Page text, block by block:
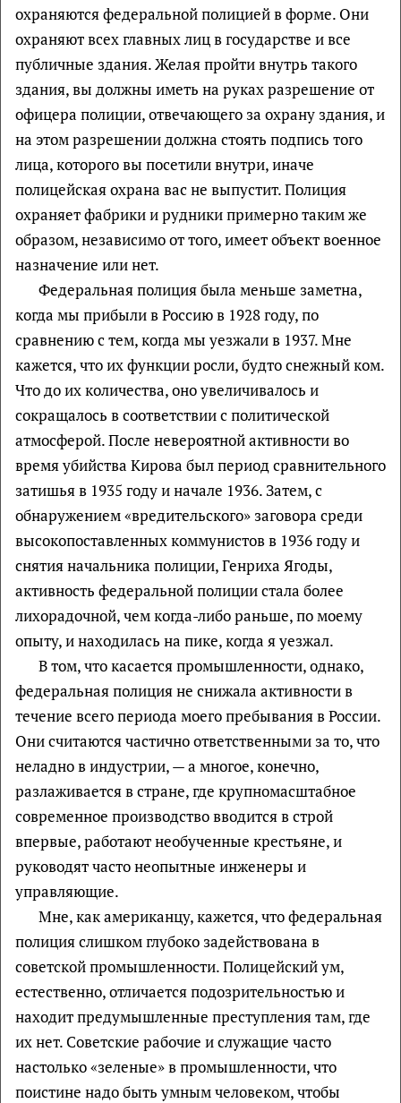
охраняются федеральной полицией в форме. Они
охраняют всех главных лиц в государстве и все
публичные здания. Желая пройти внутрь такого
здания, вы должны иметь на руках разрешение от
офицера полиции, отвечающего за охрану здания, и
на этом разрешении должна стоять подпись того
лица, которого вы посетили внутри, иначе
полицейская охрана вас не выпустит. Полиция
охраняет фабрики и рудники примерно таким же
образом, независимо от того, имеет объект военное
назначение или нет.
Федеральная полиция была меньше заметна,
когда мы прибыли в Россию в 1928 году, по
сравнению с тем, когда мы уезжали в 1937. Мне
кажется, что их функции росли, будто снежный ком.
Что до их количества, оно увеличивалось и
сокращалось в соответствии с политической
атмосферой. После невероятной активности во
время убийства Кирова был период сравнительного
затишья в 1935 году и начале 1936. Затем, с
обнаружением «вредительского» заговора среди
высокопоставленных коммунистов в 1936 году и
снятия начальника полиции, Генриха Ягоды,
активность федеральной полиции стала более
лихорадочной, чем когда-либо раньше, по моему
опыту, и находилась на пике, когда я уезжал.
В том, что касается промышленности, однако,
федеральная полиция не снижала активности в
течение всего периода моего пребывания в России.
Они считаются частично ответственными за то, что
неладно в индустрии, — а многое, конечно,
разлаживается в стране, где крупномасштабное
современное производство вводится в строй
впервые, работают необученные крестьяне, и
руководят часто неопытные инженеры и
управляющие.
Мне, как американцу, кажется, что федеральная
полиция слишком глубоко задействована в
советской промышленности. Полицейский ум,
естественно, отличается подозрительностью и
находит предумышленные преступления там, где
их нет. Советские рабочие и служащие часто
настолько «зеленые» в промышленности, что
поистине надо быть умным человеком, чтобы